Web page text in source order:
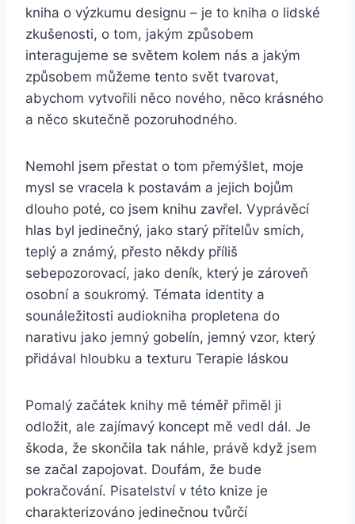
kniha o výzkumu designu – je to kniha o lidské
zkušenosti, o tom, jakým způsobem
interagujeme se světem kolem nás a jakým
způsobem můžeme tento svět tvarovat,
abychom vytvořili něco nového, něco krásného
a něco skutečně pozoruhodného.
Nemohl jsem přestat o tom přemýšlet, moje
mysl se vracela k postavám a jejich bojům
dlouho poté, co jsem knihu zavřel. Vyprávěcí
hlas byl jedinečný, jako starý přítelův smích,
teplý a známý, přesto někdy příliš
sebepozorovací, jako deník, který je zároveň
osobní a soukromý. Témata identity a
sounáležitosti audiokniha propletena do
narativu jako jemný gobelín, jemný vzor, který
přidával hloubku a texturu Terapie láskou
Pomalý začátek knihy mě téměř přiměl ji
odložit, ale zajímavý koncept mě vedl dál. Je
škoda, že skončila tak náhle, právě když jsem
se začal zapojovat. Doufám, že bude
pokračování. Pisatelství v této knize je
charakterizováno jedinečnou tvůrčí